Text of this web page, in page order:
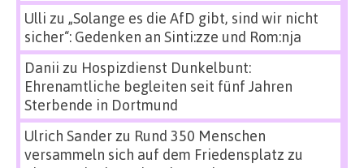
Ulli zu „Solange es die AfD gibt, sind wir nicht
sicher“: Gedenken an Sinti:zze und Rom:nja
Danii zu Hospizdienst Dunkelbunt:
Ehrenamtliche begleiten seit fünf Jahren
Sterbende in Dortmund
Ulrich Sanderzu Rund 350 Menschen
versammeln sich auf dem Friedensplatz zu